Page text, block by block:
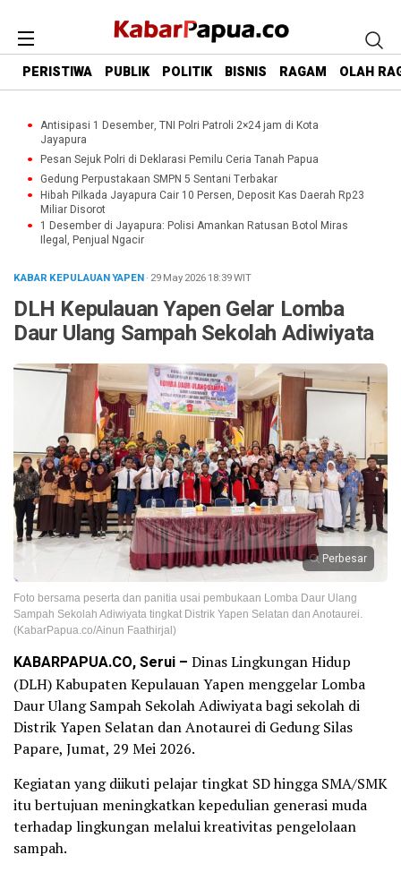
PERISTIWA PUBLIK POLITIK BISNIS RAGAM OLAH
Antisipasi 1 Desember, TNI Polri Patroli 2×24 jam di Kota
Jayapura
Pesan Sejuk Polri di Deklarasi Pemilu Ceria Tanah Papua
Gedung Perpustakaan SMPN 5 Sentani Terbakar
Hibah Pilkada Jayapura Cair 10 Persen, Deposit Kas Daerah Rp23
Miliar Disorot
1 Desember di Jayapura: Polisi Amankan Ratusan Botol Miras
Ilegal, Penjual Ngacir
KABAR KEPULAUAN YAPEN· 29 May 202618:39WIT
DLH Kepulauan Yapen Gelar Lomba
Daur Ulang Sampah Sekolah Adiwiyata
Perbesar
Foto bersama peserta dan panitia usai pembukaan Lomba Daur Ulang
Sampah Sekolah Adiwiyata tingkat Distrik Yapen Selatan dan Anotaurei.
(KabarPapua.co/Ainun Faathirjal)
KABARPAPUA.CO, Serui – Dinas Lingkungan Hidup
(DLH) Kabupaten Kepulauan Yapen menggelar Lomba
Daur Ulang Sampah Sekolah Adiwiyata bagi sekolah di
Distrik Yapen Selatan dan Anotaurei di Gedung Silas
Papare, Jumat, 29 Mei 2026.
Kegiatan yang diikuti pelajar tingkat SD hingga SMA/SMK
itu bertujuan meningkatkan kepedulian generasi muda
terhadap lingkungan melalui kreativitas pengelolaan
sampah.